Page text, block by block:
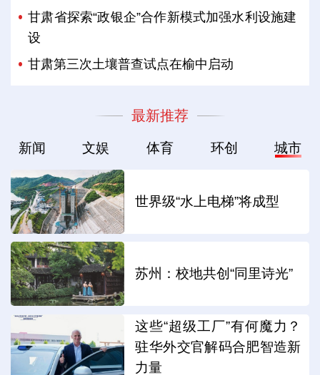
甘肃省探索“政银企”合作新模式加强水利设施建
设
甘肃第三次土壤普查试点在榆中启动
最新推荐
新闻 文娱 体育 环创 城市
世界级“水上电梯”将成型
苏州：校地共创“同里诗光”
这些“超级工厂”有何魔力？
驻华外交官解码合肥智造新
力量